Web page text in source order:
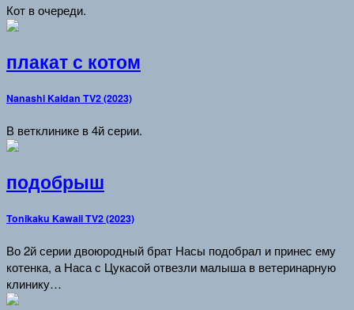
Кот в очереди.
плакат с котом
Nanashi Kaidan TV2 (2023)
В ветклинике в 4й серии.
подобрыш
Tonikaku Kawaii TV2 (2023)
Во 2й серии двоюродный брат Насы подобрал и принес ему
котенка, а Наса с Цукасой отвезли малыша в ветеринарную
клинику…